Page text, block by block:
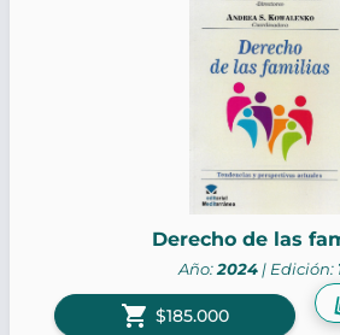
Derecho de las
Año:2024 | Edición:
shopping_cart $185.000